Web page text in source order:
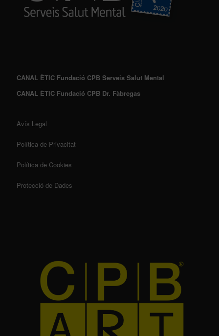
CANAL ÈTIC Fundació CPB Serveis Salut Mental
CANAL ÈTIC Fundació CPB Dr. Fàbregas
Avís Legal
Política de Privacitat
Política de Cookies
Protecció de Dades